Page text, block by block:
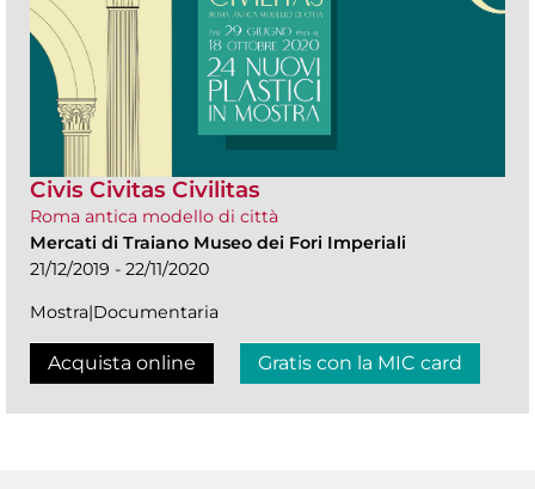
Civis Civitas Civilitas
Roma antica modello di città
Mercati di Traiano Museo dei Fori Imperiali
21/12/2019 - 22/11/2020
Mostra|Documentaria
Acquista online Gratis con la MIC card